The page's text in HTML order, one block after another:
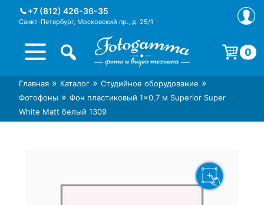
+7 (812) 426-36-35
Санкт-Петербург, Московский пр., д. 25/1
Интернет-магазин фототехники
Foto-Gamma в СПб
Магазин фотоаксессуаров foto-
gamma.ru
0
Корзина пуста.
Главная » Каталог » Студийное оборудование »
Фотофоны » Фон пластиковый 1×0,7 м Superior Super
White Matt белый 1309